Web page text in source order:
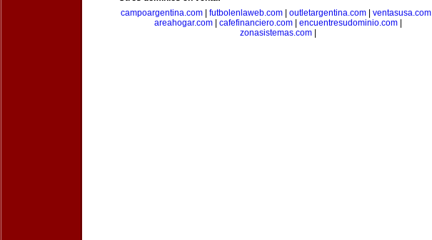
campoargentina.com| futbolenlaweb.com| outletargentina.com| ventasusa.com|
areahogar.com| cafefinanciero.com| encuentresudominio.com|
zonasistemas.com|